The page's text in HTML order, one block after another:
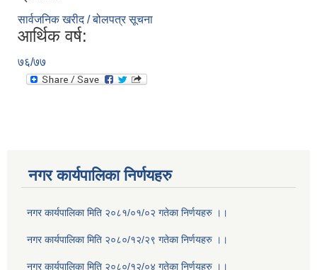
सार्वजनिक खरीद / बोलपत्र सूचना
आर्थिक वर्ष:
७६/७७
नगर कार्यपालिका निर्णयहरु
नगर कार्यपालिका मिति २०८१/०१/०२ गतेका निर्णयहरु ।।
नगर कार्यपालिका मिति २०८०/१२/२९ गतेका निर्णयहरु ।।
नगर कार्यपालिका मिति २०८०/१२/०४ गतेका निर्णयहरु ।।